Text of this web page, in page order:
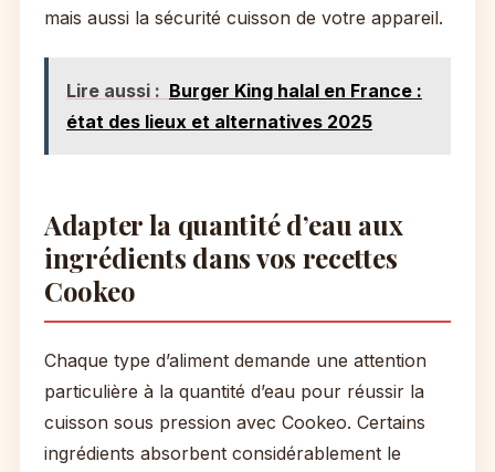
mais aussi la sécurité cuisson de votre appareil.
Lire aussi : Burger King halal en France :
état des lieux et alternatives 2025
Adapter la quantité d’eau aux
ingrédients dans vos recettes
Cookeo
Chaque type d’aliment demande une attention
particulière à la quantité d’eau pour réussir la
cuisson sous pression avec Cookeo. Certains
ingrédients absorbent considérablement le